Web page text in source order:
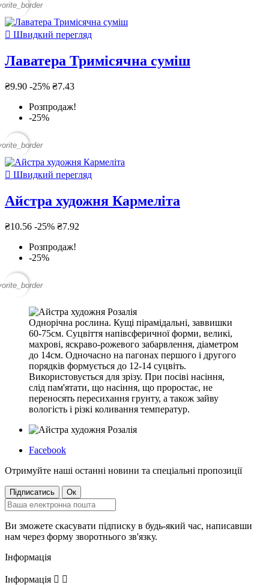
 Швидкий перегляд
Лаватера Тримісячна суміш
₴9.90 -25% ₴7.43
Розпродаж!
-25%
 Швидкий перегляд
Айстра художня Кармеліта
₴10.56 -25% ₴7.92
Розпродаж!
-25%
Однорічна рослина. Кущі пірамідальні, заввишки
60-75см. Суцвіття напівсферичної форми, великі,
махрові, яскраво-рожевого забарвлення, діаметром
до 14см. Одночасно на пагонах першого і другого
порядків формується до 12-14 суцвіть.
Використовується для зрізу. При посіві насіння,
слід пам'ятати, що насіння, що проростає, не
переносять пересихання грунту, а також зайву
вологість і різкі коливання температур.
Facebook
Отримуйте наші останні новини та спеціальні пропозиції
Ви зможете скасувати підписку в будь-який час, написавши
нам через форму зворотнього зв'язку.
Інформація
Інформація  